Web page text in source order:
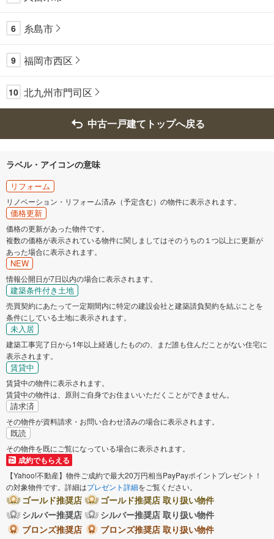
6 糸島市
9 福岡市西区
10 北九州市門司区
中古一戸建てトップへ戻る
ラベル・アイコンの意味
リフォーム
リノベーション・リフォーム済み（予定含む）の物件に表示されます。
価格更新
価格の更新があった物件です。
複数の価格が表示されている物件に関しましてはそのうちの１つ以上に更新が
あった場合に表示されます。
NEW
情報公開日が7日以内の場合に表示されます。
建築条件付き土地
売買契約にあたって一定期間内に特定の建設会社と建築請負契約を結ぶことを
条件にしている土地に表示されます。
未入居
建築工事完了日から1年以上経過したものの、まだ誰も住んだことがない住宅に
表示されます。
賃貸中
賃貸中の物件に表示されます。
賃貸中の物件は、原則ご自身でお住まいいただくことができません。
請求済
その物件が資料請求・お問い合わせ済みの場合に表示されます。
既読
その物件を既にご覧になっている場合に表示されます。
成約でもらえる
【Yahoo!不動産】物件ご成約で最大20万円相当PayPayポイントプレゼント！
の対象物件です。詳細はプレゼント詳細をご覧ください。
ゴールド推奨店
ゴールド推奨店 取り扱い物件
シルバー推奨店
シルバー推奨店 取り扱い物件
ブロンズ推奨店
ブロンズ推奨店 取り扱い物件